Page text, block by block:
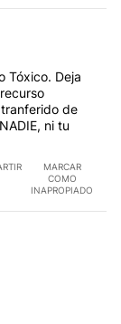
Tóxico. Deja
de
ni tu
MARCAR
COMO
INAPROPIADO